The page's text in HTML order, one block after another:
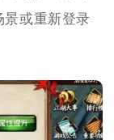
景或重新登录